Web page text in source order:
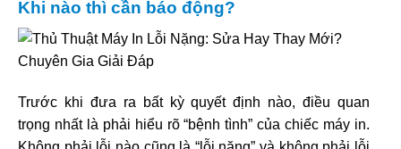
Khi nào thì cần báo động?
Trước khi đưa ra bất kỳ quyết định nào, điều quan
trọng nhất là phải hiểu rõ “bệnh tình” của chiếc máy in.